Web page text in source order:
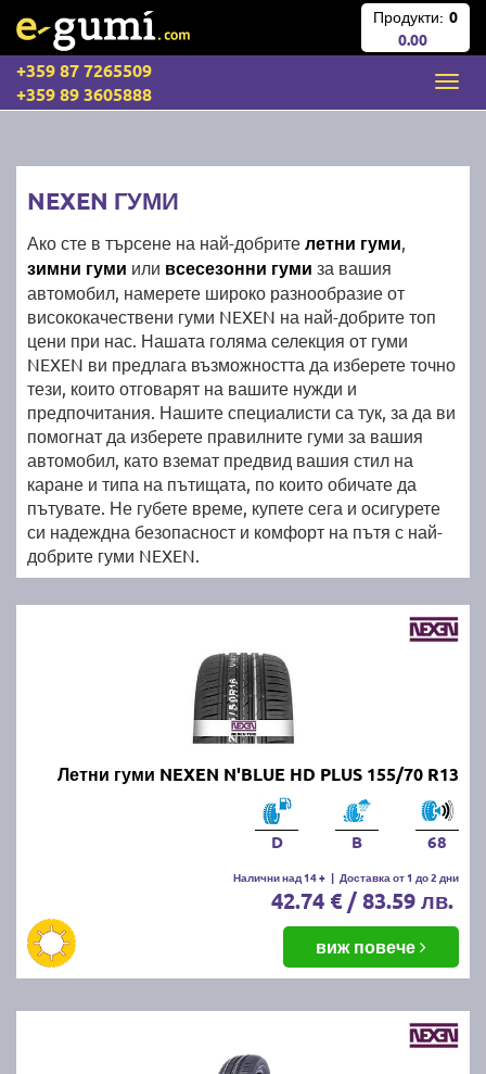
Продукти: 0
0.00
+359 87 7265509
+359 89 3605888
NEXEN ГУМИ
Ако сте в търсене на най-добрите летни гуми,
зимни гуми или всесезонни гуми за вашия
автомобил, намерете широко разнообразие от
висококачествени гуми NEXEN на най-добрите топ
цени при нас. Нашата голяма селекция от гуми
NEXEN ви предлага възможността да изберете точно
тези, които отговарят на вашите нужди и
предпочитания. Нашите специалисти са тук, за да ви
помогнат да изберете правилните гуми за вашия
автомобил, като вземат предвид вашия стил на
каране и типа на пътищата, по които обичате да
пътувате. Не губете време, купете сега и осигурете
си надеждна безопасност и комфорт на пътя с най-
добрите гуми NEXEN.
Летни гуми NEXEN N'BLUE HD PLUS 155/70 R13
D B 68
Налични над 14 + | Доставка от 1 до 2 дни
42.74 € / 83.59 лв.
виж повече